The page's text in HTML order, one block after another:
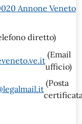
Annone Veneto
diretto)
(Email
ufficio)
(Posta